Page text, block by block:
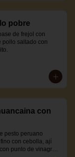
pobre
de frejol con
pollo saltado con
con
pesto peruano
con cebolla, ají
punto de vinagre y